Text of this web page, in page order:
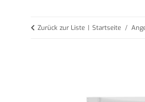
Zurück zur Liste Startseite